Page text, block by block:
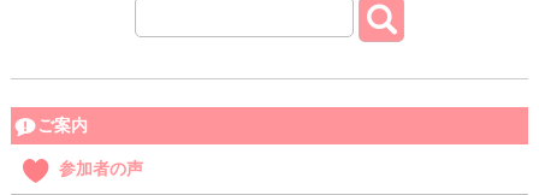
ご案内
参加者の声